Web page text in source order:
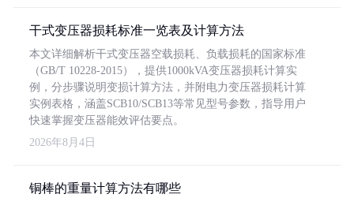
干式变压器损耗标准一览表及计算方法
本文详细解析干式变压器空载损耗、负载损耗的国家标准
（GB/T 10228-2015），提供1000kVA变压器损耗计算实
例，分步骤说明变损计算方法，并附电力变压器损耗计算
实例表格，涵盖SCB10/SCB13等常见型号参数，指导用户
快速掌握变压器能效评估要点。
2026年8月4日
铜棒的重量计算方法有哪些